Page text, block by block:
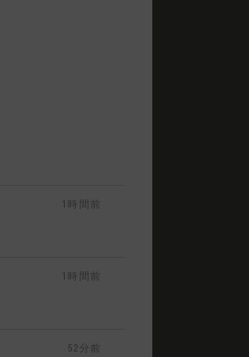
1時間前
1時間前
52分前